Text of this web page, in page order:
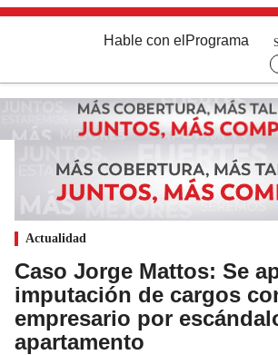
Hable con el Programa
Actualidad
Caso Jorge Mattos: Se
imputación de cargos
empresario por
apartamento